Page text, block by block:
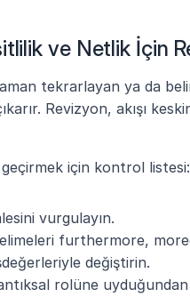
ve Netlik İçin
tekrarlayan ya da
Revizyon, akışı
için kontrol listesi:
vurgulayın.
furthermore,
değiştirin.
rolüne